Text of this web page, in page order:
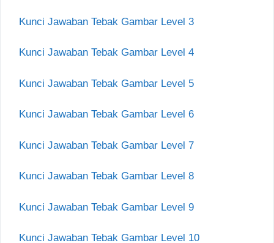
Kunci Jawaban Tebak Gambar Level 3
Kunci Jawaban Tebak Gambar Level 4
Kunci Jawaban Tebak Gambar Level 5
Kunci Jawaban Tebak Gambar Level 6
Kunci Jawaban Tebak Gambar Level 7
Kunci Jawaban Tebak Gambar Level 8
Kunci Jawaban Tebak Gambar Level 9
Kunci Jawaban Tebak Gambar Level 10